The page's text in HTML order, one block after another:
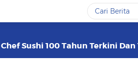
Sushi 100 Tahun Terkini